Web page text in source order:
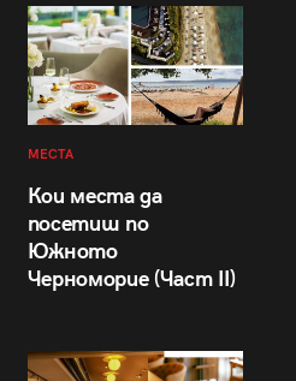
МЕСТА
Кои места да
посетиш по
Южното
Черноморие (Част II)